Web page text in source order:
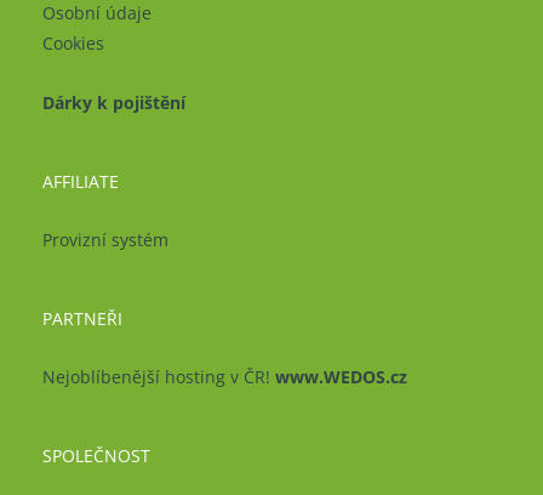
Osobní údaje
Cookies
Dárky k pojištění
AFFILIATE
Provizní systém
PARTNEŘI
Nejoblíbenější hosting v ČR! www.WEDOS.cz
SPOLEČNOST